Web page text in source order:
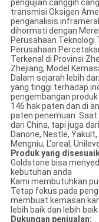
pengujian canggih
transmisi Oksigen
penganalisis
dihormati dengan
Perusahaan Teknologi
Perusahaan
Terkenal di Provinsi
Zhejiang, Model
Dalam sejarah lebih
yang tinggi terhadap
pengembangan
146 hak paten dan di
paten penemuan. Saat
dari China, tapi juga
Danone, Nestle,
Mengniu, L'oreal,
Produk yang
Goldstone bisa
kebutuhan anda
Kami membutuhkan
Tetap fokus pada
membuat kemasan
lebih baik dan lebih baik
Dukungan penjualan: